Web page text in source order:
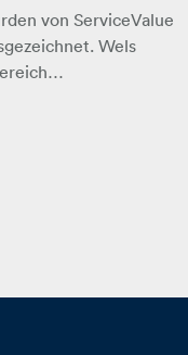
von ServiceValue
Wels